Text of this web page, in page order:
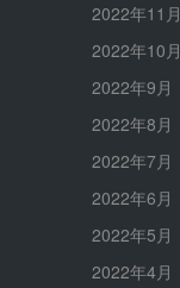
2022年11月
2022年10月
2022年9月
2022年8月
2022年7月
2022年6月
2022年5月
2022年4月